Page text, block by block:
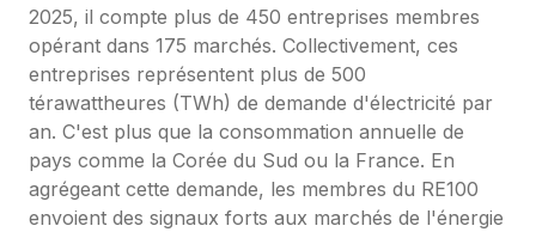
2025, il compte plus de 450 entreprises membres
opérant dans 175 marchés. Collectivement, ces
entreprises représentent plus de 500
térawattheures (TWh) de demande d'électricité par
an. C'est plus que la consommation annuelle de
pays comme la Corée du Sud ou la France. En
agrégeant cette demande, les membres du RE100
envoient des signaux forts aux marchés de l'énergie